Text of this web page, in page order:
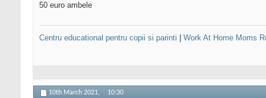
50 euro ambele
Centru educational pentru copii si parinti Work At Home Moms
10th March 2021, 10:30